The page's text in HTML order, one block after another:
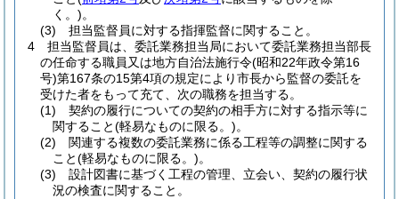
く。)。
(3)
担当監督員に対する指揮監督に関すること。
4
担当監督員は、委託業務担当局において委託業務担当部長
の任命する職員又は地方自治法施行令(昭和22年政令第16
号)第167条の15第4項の規定により市長から監督の委託を
受けた者をもって充て、次の職務を担当する。
(1)
契約の履行についての契約の相手方に対する指示等に
関すること(軽易なものに限る。)。
(2)
関連する複数の委託業務に係る工程等の調整に関する
こと(軽易なものに限る。)。
(3)
設計図書に基づく工程の管理、立会い、契約の履行状
況の検査に関すること。